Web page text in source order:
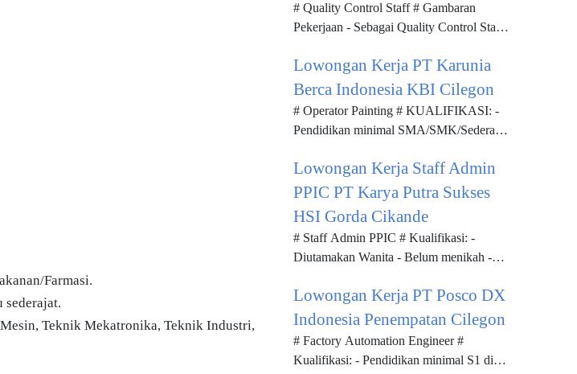
Farmasi.
Teknik Mekatronika, Teknik Industri,
# Quality Control Staff # Gambaran
Pekerjaan - Sebagai Quality Control Staff,
pemeriksaan untuk finish produk ya...
Lowongan Kerja PT Karunia
Berca Indonesia KBI Cilegon
# Operator Painting # KUALIFIKASI: -
Pendidikan minimal SMA/SMK/Sederajat
sebagai Operator Painting / di pe...
Lowongan Kerja Staff Admin
PPIC PT Karya Putra Sukses
HSI Gorda Cikande
# Staff Admin PPIC # Kualifikasi: -
Diutamakan Wanita - Belum menikah -
Diutamakan pengalaman di PPIC 3 tahun
- ...
Lowongan Kerja PT Posco DX
Indonesia Penempatan Cilegon
# Factory Automation Engineer #
Kualifikasi: - Pendidikan minimal S1 di